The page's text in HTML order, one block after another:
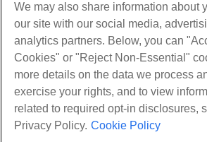
제품
웹 호스팅
비즈니스 호스팅
리셀러 호스팅
화이트 라벨 리셀러
관리되는 리눅스 VPS
관리되지 않는 리눅스 VPS
서비스
웹 사이트 마이그레이션
커뮤니티
제품 문서
튜토리얼
회사
회사 소개
We may also share information about
our site with our social media,
analytics partners. Below, you can
Cookies" or "Reject Non-Essential"
more details on the data we process
exercise your rights, and to view
related to required opt-in disclosures,
Privacy Policy. Cookie Policy